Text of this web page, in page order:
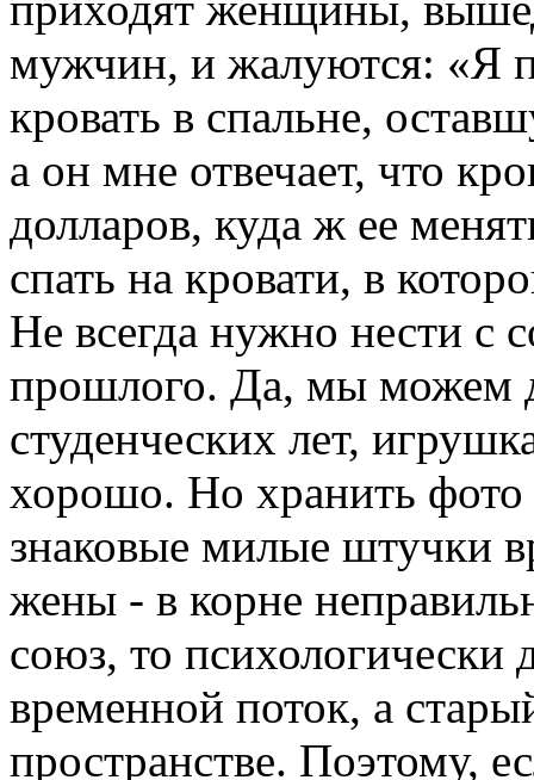
мужчин, и жалуются: «Я
кровать в спальне,
а он мне отвечает, что
долларов, куда ж ее
спать на кровати, в
Не всегда нужно нести с
прошлого. Да, мы можем
студенческих лет,
хорошо. Но хранить фото
знаковые милые штучки
жены - в корне
союз, то
временной поток, а
пространстве. Поэтому,